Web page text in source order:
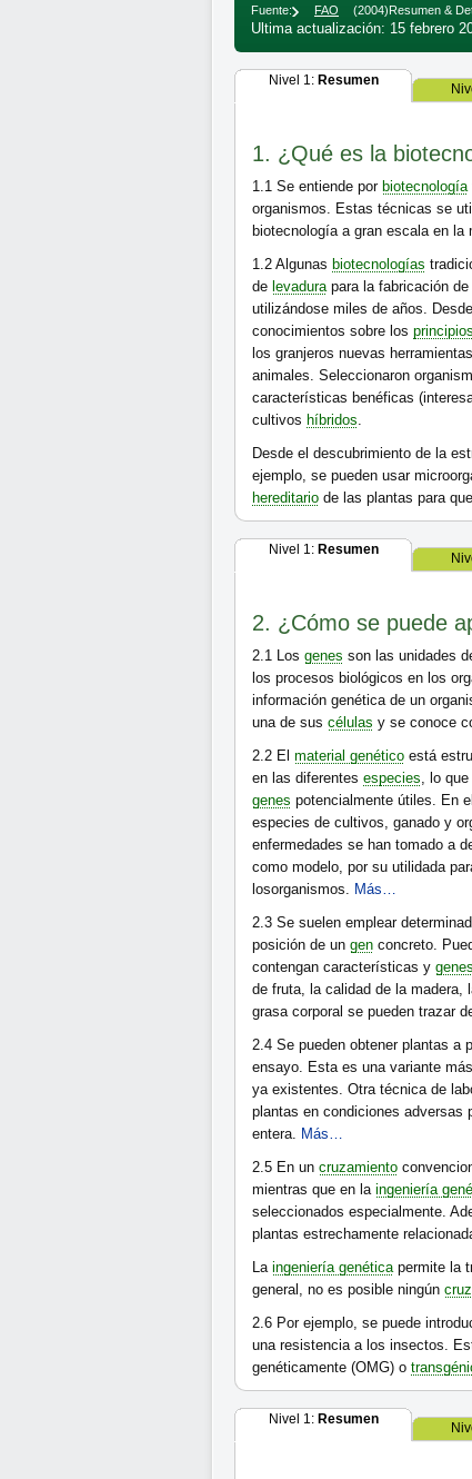
Fuente: FAO (2004)Resumen &
Ultima actualización: 15 febrero
Nivel 1: Resumen
1. ¿Qué es la
1.1 Se entiende por biotecnología
organismos. Estas técnicas se
biotecnología a gran escala en
1.2 Algunas biotecnologías
de levadurapara la fabricación
utilizándose miles de años.
conocimientos sobre los
los granjeros nuevas
animales. Seleccionaron
características benéficas
cultivos híbridos.
Desde el descubrimiento de la
ejemplo, se pueden usar
hereditario de las plantas para
Nivel 1: Resumen
2. ¿Cómo se puede
2.1 Los genes son las unidades
los procesos biológicos en los
información genética de un
una de sus células y se conoce
2.2 El material genético está
en las diferentes especies, lo
genes potencialmente útiles. En
especies de cultivos, ganado y
enfermedades se han tomado a
como modelo, por su utilidada
losorganismos. Más…
2.3 Se suelen emplear
posición de un gen concreto.
contengan características y genes
de fruta, la calidad de la madera,
grasa corporal se pueden trazar
2.4 Se pueden obtener plantas a
ensayo. Esta es una variante
ya existentes. Otra técnica de
plantas en condiciones adversas
entera. Más…
2.5 En un cruzamiento
mientras que en la ingeniería
seleccionados especialmente.
plantas estrechamente
La ingeniería genéticapermite la
general, no es posible ningún
2.6 Por ejemplo, se puede
una resistencia a los insectos.
genéticamente (OMG) o
Nivel 1: Resumen